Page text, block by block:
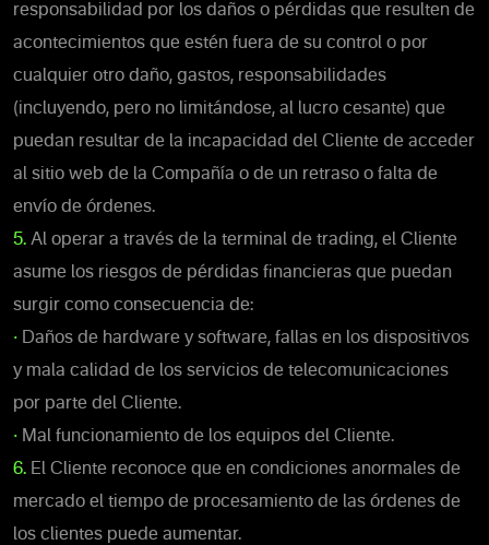
responsabilidad por los daños o pérdidas que resulten de
acontecimientos que estén fuera de su control o por
cualquier otro daño, gastos, responsabilidades
(incluyendo, pero no limitándose, al lucro cesante) que
puedan resultar de la incapacidad del Cliente de acceder
al sitio web de la Compañía o de un retraso o falta de
envío de órdenes.
5. Al operar a través de la terminal de trading, el Cliente
asume los riesgos de pérdidas financieras que puedan
surgir como consecuencia de:
• Daños de hardware y software, fallas en los dispositivos
y mala calidad de los servicios de telecomunicaciones
por parte del Cliente.
• Mal funcionamiento de los equipos del Cliente.
6. El Cliente reconoce que en condiciones anormales de
mercado el tiempo de procesamiento de las órdenes de
los clientes puede aumentar.